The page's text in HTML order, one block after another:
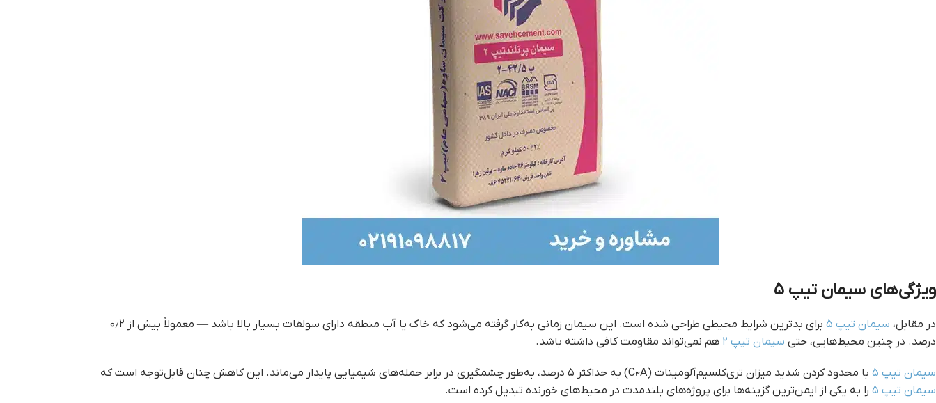
ویژگی‌های سیمان تیپ ۵
در مقابل، سیمان تیپ ۵
برای بدترین شرایط محیطی طراحی شده است. این سیمان زمانی به‌کار گرفته می‌شود که خاک یا آب منطقه دارای سولفات بسیار بالا باشد — معمولاً بیش از ۰٫۲
درصد. در چنین محیط‌هایی، حتی سیمان تیپ ۲ هم نمی‌تواند مقاومت کافی داشته باشد.
سیمان تیپ ۵
با محدود کردن شدید میزان تری‌کلسیم‌آلومینات (C₃A) به حداکثر ۵ درصد، به‌طور چشمگیری در برابر حمله‌های شیمیایی پایدار می‌ماند. این کاهش چنان قابل‌توجه است که
سیمان تیپ ۵
را به یکی از ایمن‌ترین گزینه‌ها برای پروژه‌های بلندمدت در محیط‌های خورنده تبدیل کرده است.